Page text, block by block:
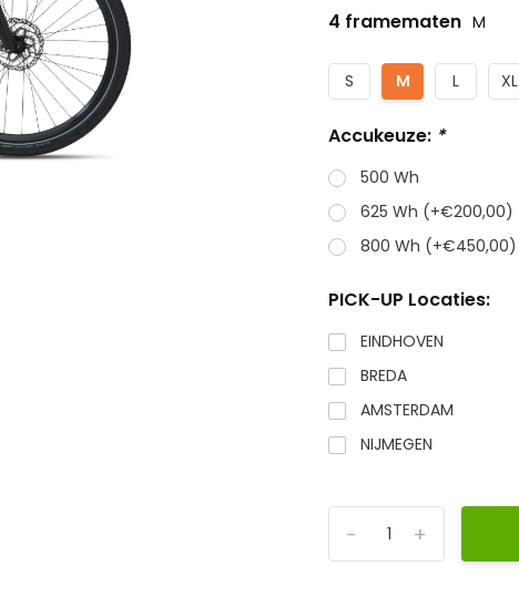
4 framematen M
S M L XL
Accukeuze: *
500 Wh
625 Wh (+€200,00)
800 Wh (+€450,00)
PICK-UP Locaties:
EINDHOVEN
BREDA
AMSTERDAM
NIJMEGEN
+
-